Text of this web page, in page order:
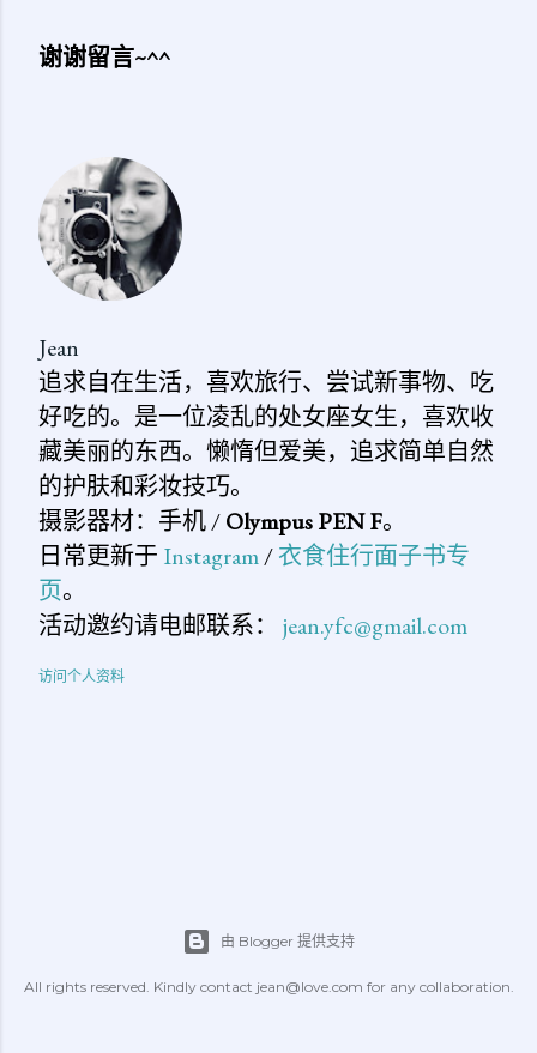
论
谢谢留言~^^
Jean
追求自在生活，喜欢旅行、尝试新事物、吃
好吃的。是一位凌乱的处女座女生，喜欢收
藏美丽的东西。懒惰但爱美，追求简单自然
的护肤和彩妆技巧。
摄影器材：手机 /Olympus PEN F。
日常更新于 Instagram/衣食住行面子书专
页。
活动邀约请电邮联系： jean.yfc@gmail.com
访问个人资料
由 Blogger 提供支持
All rights reserved. Kindly contact jean@love.com for any collaboration.